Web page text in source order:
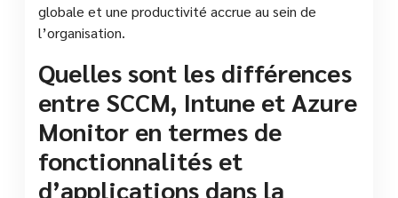
globale et une productivité accrue au sein de
l’organisation.
Quelles sont les différences
entre SCCM, Intune et Azure
Monitor en termes de
fonctionnalités et
d’applications dans la